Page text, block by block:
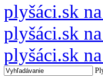
plyšáci.sk
plyšáci.sk
plyšáci.sk